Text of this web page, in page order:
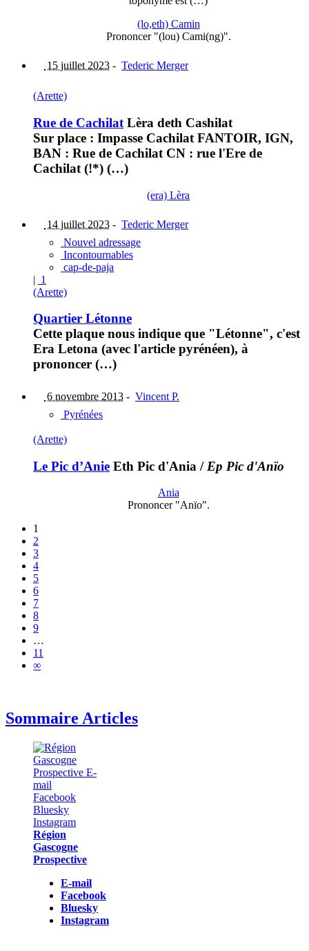
(lo,eth) Camin
Prononcer "(lou) Cami(ng)".
15 juillet 2023 - Tederic Merger
(Arette)
Rue de Cachilat Lèra deth Cashilat
Sur place : Impasse Cachilat FANTOIR, IGN,
BAN : Rue de Cachilat CN : rue l'Ere de
Cachilat (!*) (…)
(era) Lèra
14 juillet 2023 - Tederic Merger
Nouvel adressage
Incontournables
cap-de-paja
| 1
(Arette)
Quartier Létonne
Cette plaque nous indique que "Létonne", c'est
Era Letona (avec l'article pyrénéen), à
prononcer (…)
6 novembre 2013 - Vincent P.
Pyrénées
(Arette)
Le Pic d’Anie Eth Pic d'Ania / Ep Pic d'Anïo
Ania
Prononcer "Anïo".
1
2
3
4
5
6
7
8
9
…
11
∞
Sommaire Articles
Région
Gascogne
Prospective
E-mail
Facebook
Bluesky
Instagram